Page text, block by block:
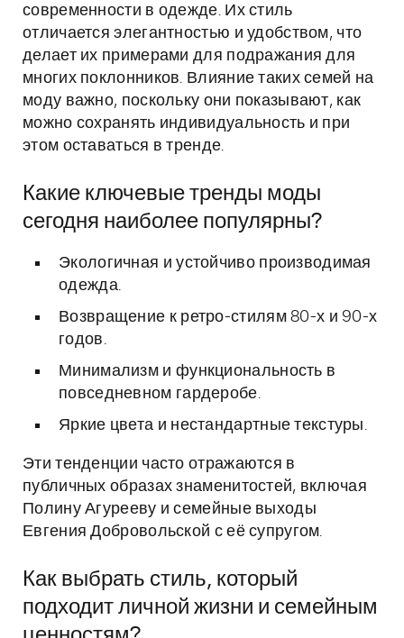
современности в одежде. Их стиль
отличается элегантностью и удобством, что
делает их примерами для подражания для
многих поклонников. Влияние таких семей на
моду важно, поскольку они показывают, как
можно сохранять индивидуальность и при
этом оставаться в тренде.
Какие ключевые тренды моды
сегодня наиболее популярны?
Экологичная и устойчиво производимая
одежда.
Возвращение к ретро-стилям 80-х и 90-х
годов.
Минимализм и функциональность в
повседневном гардеробе.
Яркие цвета и нестандартные текстуры.
Эти тенденции часто отражаются в
публичных образах знаменитостей, включая
Полину Агурееву и семейные выходы
Евгения Добровольской с её супругом.
Как выбрать стиль, который
подходит личной жизни и семейным